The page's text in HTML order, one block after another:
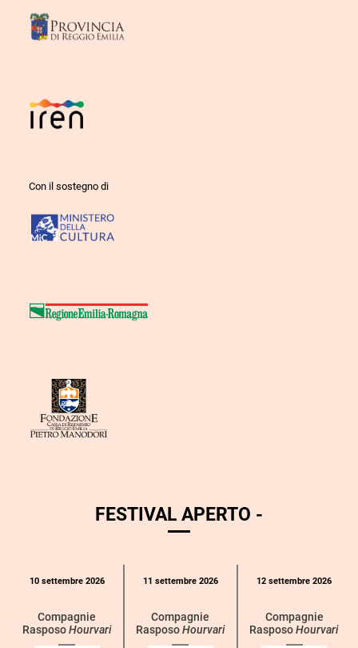
Con il sostegno di
FESTIVAL APERTO -
Calendario
categoria
10 settembre 2026
Compagnie
RasposoHourvari
11 settembre 2026
Compagnie
RasposoHourvari
12 settembre 2026
Compagnie
RasposoHourvari